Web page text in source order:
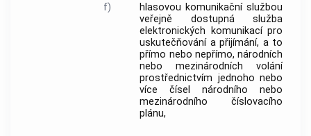
f)
hlasovou komunikační službou
veřejně dostupná služba
elektronických komunikacípro
uskutečňování a přijímání, a to
přímo nebo nepřímo, národních
nebo mezinárodních volání
prostřednictvím jednoho nebo
více čísel národního nebo
mezinárodního číslovacího
plánu,